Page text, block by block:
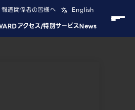
アクセス/特別サービスNews
報道関係者の皆様へ English